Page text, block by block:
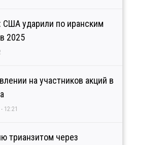
США ударили по иранским
2025
на участников акций в
12:21
трианзитом через